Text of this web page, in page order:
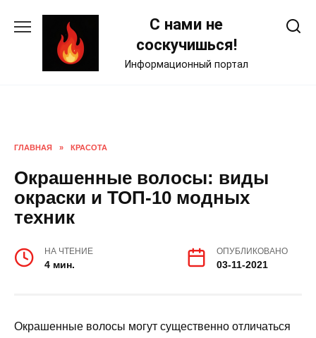
С нами не
соскучишься!
Информационный портал
ГЛАВНАЯ » КРАСОТА
Окрашенные волосы: виды
окраски и ТОП-10 модных
техник
НА ЧТЕНИЕ
4 мин.
ОПУБЛИКОВАНО
03-11-2021
Окрашенные волосы могут существенно отличаться